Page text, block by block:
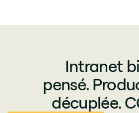
Intranet
pensé.
décuplée.